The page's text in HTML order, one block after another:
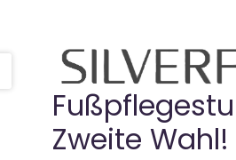
Zweite Wahl!